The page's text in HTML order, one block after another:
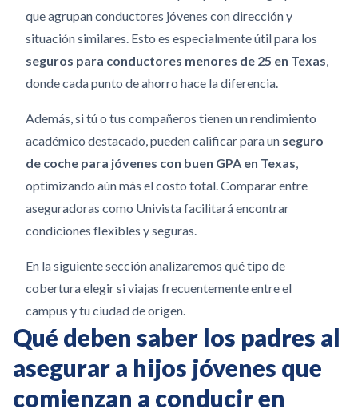
que agrupan conductores jóvenes con dirección y
situación similares. Esto es especialmente útil para los
seguros para conductores menores de 25 en Texas,
donde cada punto de ahorro hace la diferencia.
Además, si tú o tus compañeros tienen un rendimiento
académico destacado, pueden calificar para un seguro
de coche para jóvenes con buen GPA en Texas,
optimizando aún más el costo total.Comparar entre
aseguradoras como Univista facilitará encontrar
condiciones flexibles y seguras.
En la siguiente sección analizaremos qué tipo de
cobertura elegir si viajas frecuentemente entre el
campus y tu ciudad de origen.
Qué deben saber los padres al
asegurar a hijos jóvenes que
comienzan a conducir en